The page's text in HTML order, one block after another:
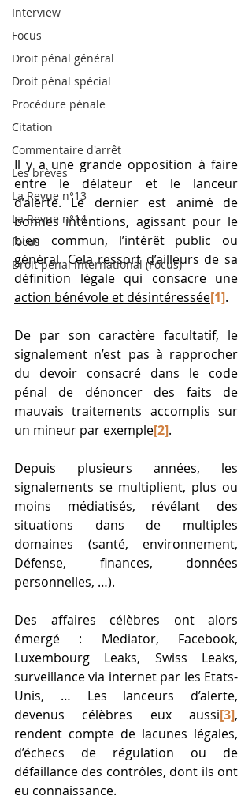
Interview
Focus
Droit pénal général
Droit pénal spécial
Procédure pénale
Citation
Commentaire d'arrêt
Les brèves
La Revue n°13
La Revue n°14
focus
Droit pénal international (Focus)
Il y a une grande opposition à faire
entre le délateur et le lanceur
d’alerte. Le dernier est animé de
bonnes intentions, agissant pour le
bien commun, l’intérêt public ou
général. Cela ressort d’ailleurs de sa
action bénévole et désintéressée[1].
De par son caractère facultatif, le
signalement n’est pas à rapprocher
du devoir consacré dans le code
pénal de dénoncer des faits de
mauvais traitements accomplis sur
un mineur par exemple[2].
Depuis plusieurs années, les
signalements se multiplient, plus ou
moins médiatisés, révélant des
situations dans de multiples
domaines (santé, environnement,
Défense, finances, données
personnelles, …).
Des affaires célèbres ont alors
émergé : Mediator, Facebook,
Luxembourg Leaks, Swiss Leaks,
surveillance via internet par les Etats-
Unis, … Les lanceurs d’alerte,
devenus célèbres eux aussi[3],
rendent compte de lacunes légales,
d’échecs de régulation ou de
défaillance des contrôles, dont ils ont
eu connaissance.